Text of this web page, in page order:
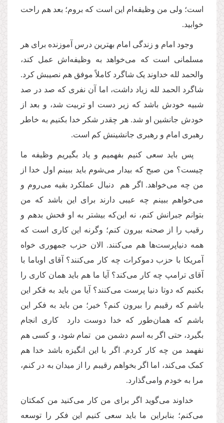
است؛ ولی من وظیفه‌ام این است که بروم؛ بعد هم راحت
خوابید.
وجود‌ امام و زندگی‌ امام بهترین درس آموزنده برای هر
مسلمانی است که می‌خواهد به وظیفه‌اش عمل کند،
والحمد لله خداوند یک شاگرد کاملاً موفق هم نصیبش کرد.
شاگرد الحمد لله زیاد داشت،‌ اما آن نفری که صد در صد
شبیه خودش باشد که زیر دست او تربیت شد، و بعد از
خودش جانشین او شد. هر چقدر شکر خدا بکنیم به خاطر
رهبری‌ امام و رهبری جانشینش کم است.
پس باید سعی کنیم بفهمیم و یاد بگیریم وظیفه ما
چیست؟ من صبح که بیدار می‌شوم باید ببینم اول خدا از
من چه می‌خواهد. اگر هم دنبال عملکرد بقیه می‌روم و
می‌خواهم ببینم چه عیبی دارند برای این باشد که من
بتوانم جبرانش کنم، نه این‌که بیشتر به او فحش بدهم و
رقیب را از صحنه بیرون کنم؛ وگرنه این کاری است که
همه دنیاپرست‌ها هم می‌کنند. الان حزب جمهوری خواه
آمریکا با حزب دموکرات چه کار می‌کنند؟ آقای اوباما با
آقای ترامپ چه کار می‌کند؟ آیا ما هم باید همان کاری را
بکنیم که دوتا دنیا پرست می‌کنند؟ آیا من باید به فکر این
باشم که رقیبم را بیرون کنم؟ خیر؛ من باید به فکر این
باشم که همان‌طور که خدا دوست دارد کاری انجام
بگیرد، حتی اگر به اسم دشمن من تمام شود، و کسی هم
نفهمد من چه کار کردم. اگر با این انگیزه باشد خدا هم
کمک می‌کند،‌ اما اگر بخواهم رقیبم را از میدان به در کنم،
مرا به خودم وامی‌گذارد.
خداوند می‌گوید اگر برای من کار می‌کنید من کمکتان
می‌کنم؛ بنابراین ما باید سعی کنیم این فکر را توسعه